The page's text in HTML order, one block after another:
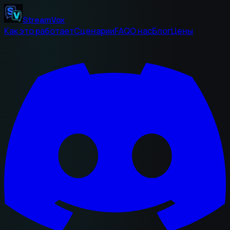
StreamVox
Как это работаетСценарииFAQО насБлогЦены